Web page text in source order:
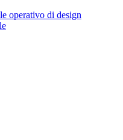
operativo di design